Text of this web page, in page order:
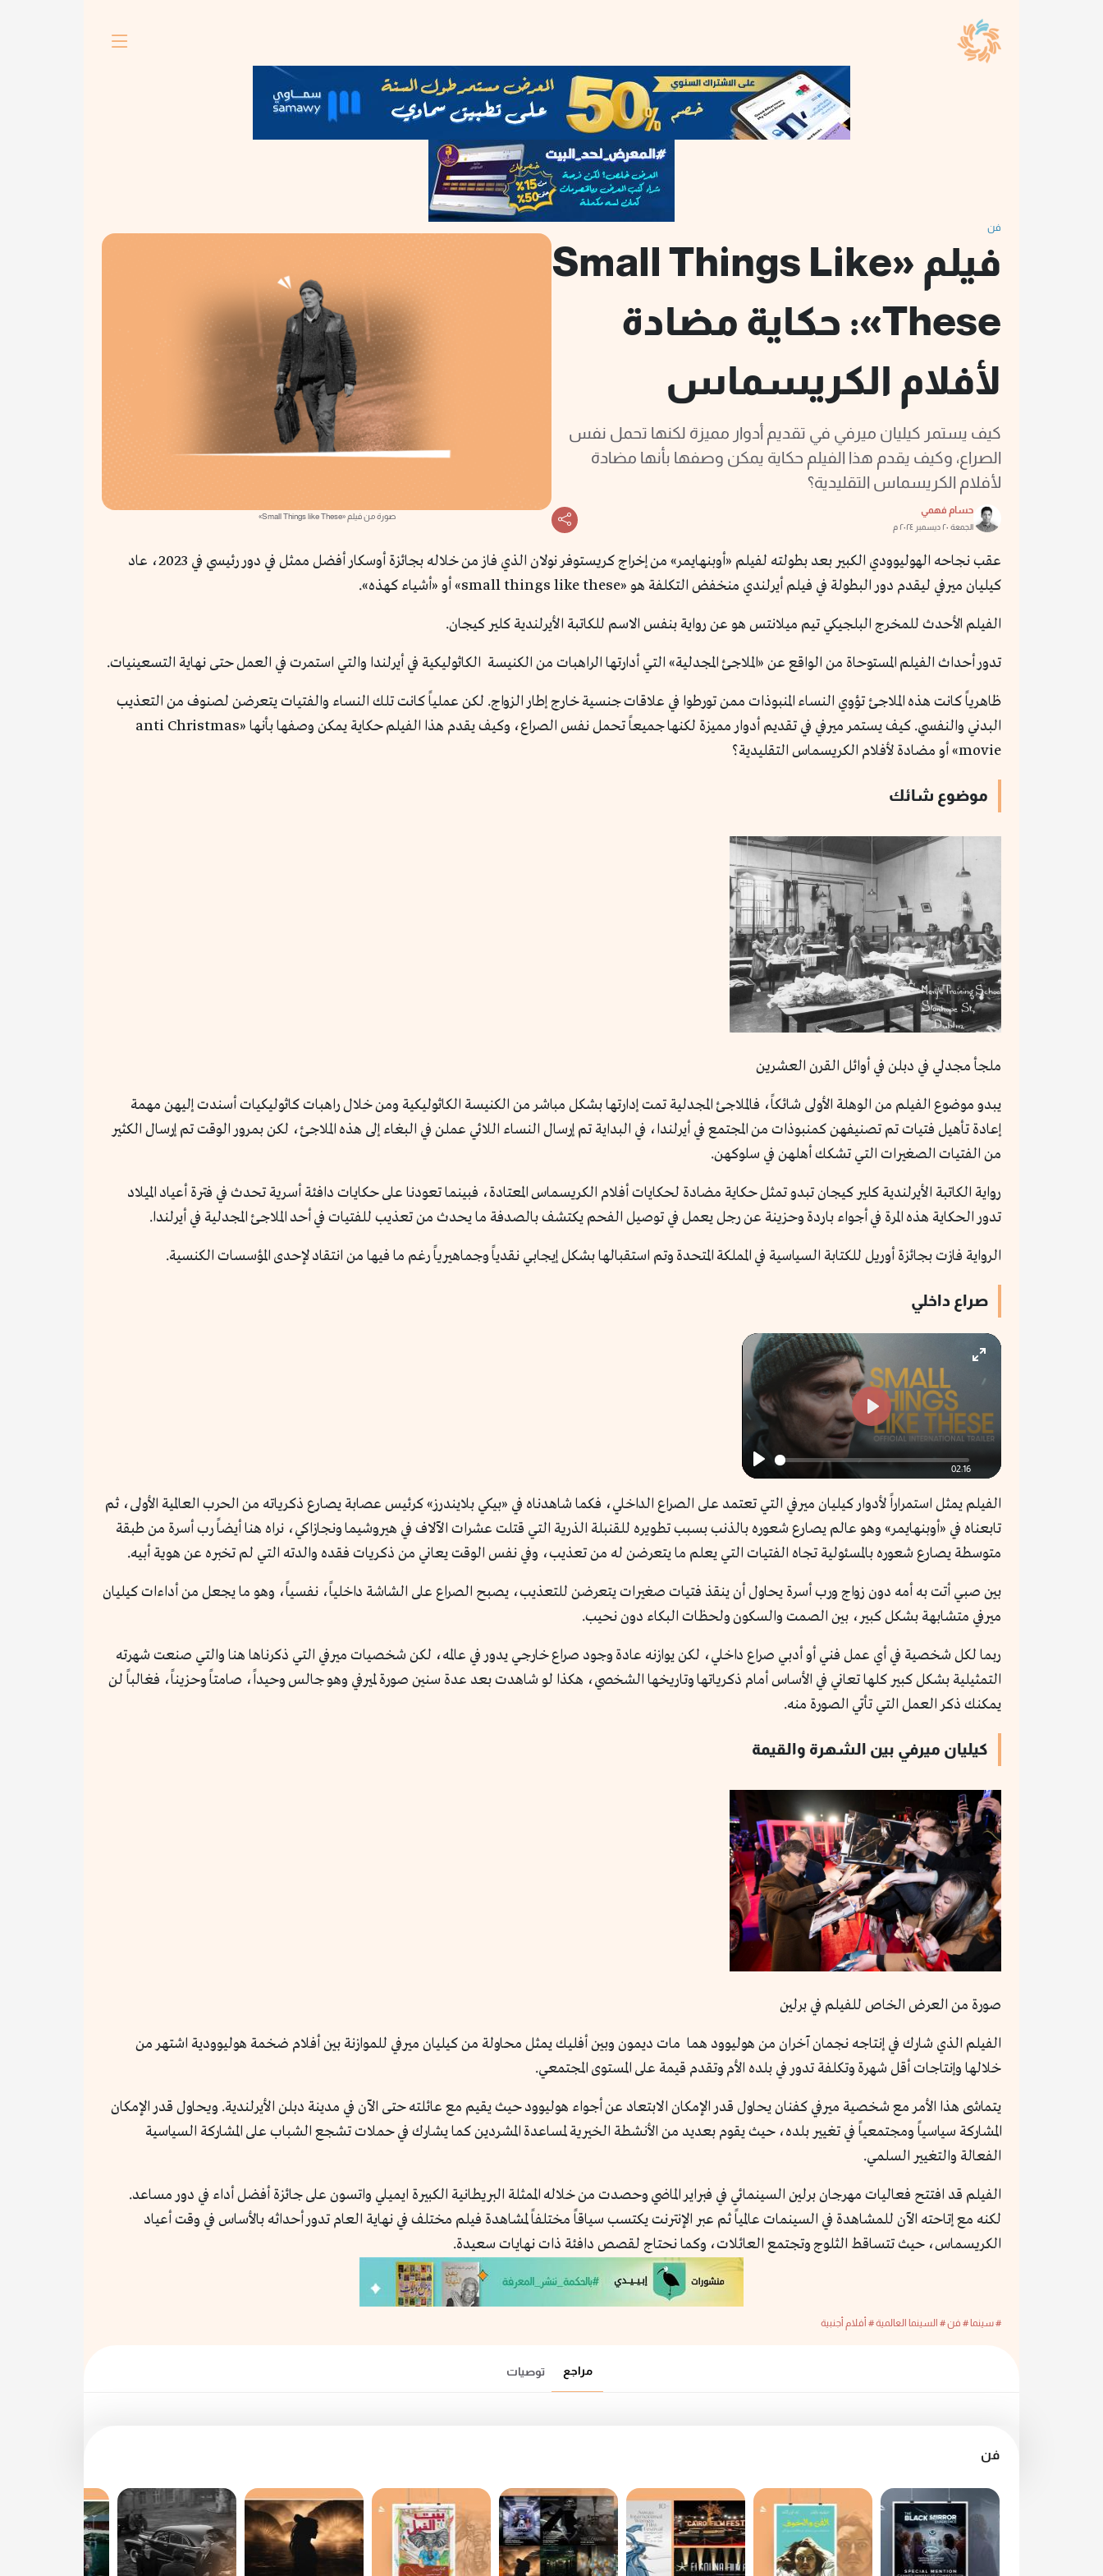
فن
فيلم «Small Things Like
These»: حكاية مضادة
لأفلام الكريسماس
كيف يستمر كيليان ميرفي في تقديم أدوار مميزة لكنها تحمل نفس
الصراع، وكيف يقدم هذا الفيلم حكاية يمكن وصفها بأنها مضادة
لأفلام الكريسماس التقليدية؟
حسام فهمي
الجمعة ٢٠ ديسمبر ٢٠٢٤ م
صورة من فيلم «Small Things like These»
عقب نجاحه الهوليوودي الكبير بعد بطولته لفيلم «أوبنهايمر» من إخراج كريستوفر نولان الذي فاز من خلاله بجائزة أوسكار أفضل ممثل في دور رئيسي في 2023، عاد
كيليان ميرفي ليقدم دور البطولة في فيلم أيرلندي منخفض التكلفة هو «small things like these» أو «أشياء كهذه».
الفيلم الأحدث للمخرج البلجيكي تيم ميلانتس هو عن رواية بنفس الاسم للكاتبة الأيرلندية كلير كيجان.
تدور أحداث الفيلم المستوحاة من الواقع عن «الملاجئ المجدلية» التي أدارتها الراهبات من الكنيسة الكاثوليكية في أيرلندا والتي استمرت في العمل حتى نهاية التسعينيات.
ظاهرياً كانت هذه الملاجئ تؤوي النساء المنبوذات ممن تورطوا في علاقات جنسية خارج إطار الزواج. لكن عملياً كانت تلك النساء والفتيات يتعرضن لصنوف من التعذيب
البدني والنفسي. كيف يستمر ميرفي في تقديم أدوار مميزة لكنها جميعاً تحمل نفس الصراع، وكيف يقدم هذا الفيلم حكاية يمكن وصفها بأنها «anti Christmas
movie» أو مضادة لأفلام الكريسماس التقليدية؟
موضوع شائك
ملجأ مجدلي في دبلن في أوائل القرن العشرين
يبدو موضوع الفيلم من الوهلة الأولى شائكاً، فالملاجئ المجدلية تمت إدارتها بشكل مباشر من الكنيسة الكاثوليكية ومن خلال راهبات كاثوليكيات أسندت إليهن مهمة
إعادة تأهيل فتيات تم تصنيفهن كمنبوذات من المجتمع في أيرلندا، في البداية تم إرسال النساء اللائي عملن في البغاء إلى هذه الملاجئ، لكن بمرور الوقت تم إرسال الكثير
من الفتيات الصغيرات التي تشكك أهلهن في سلوكهن.
رواية الكاتبة الأيرلندية كلير كيجان تبدو تمثل حكاية مضادة لحكايات أفلام الكريسماس المعتادة، فبينما تعودنا على حكايات دافئة أسرية تحدث في فترة أعياد الميلاد
تدور الحكاية هذه المرة في أجواء باردة وحزينة عن رجل يعمل في توصيل الفحم يكتشف بالصدفة ما يحدث من تعذيب للفتيات في أحد الملاجئ المجدلية في أيرلندا.
الرواية فازت بجائزة أوريل للكتابة السياسية في المملكة المتحدة وتم استقبالها بشكل إيجابي نقدياً وجماهيرياً رغم ما فيها من انتقاد لإحدى المؤسسات الكنسية.
صراع داخلي
Play
02:16
Play
الفيلم يمثل استمراراً لأدوار كيليان ميرفي التي تعتمد على الصراع الداخلي، فكما شاهدناه في «بيكي بلايندرز» كرئيس عصابة يصارع ذكرياته من الحرب العالمية الأولى، ثم
تابعناه في «أوبنهايمر» وهو عالم يصارع شعوره بالذنب بسبب تطويره للقنبلة الذرية التي قتلت عشرات الآلاف في هيروشيما ونجازاكي، نراه هنا أيضاً رب أسرة من طبقة
متوسطة يصارع شعوره بالمسئولية تجاه الفتيات التي يعلم ما يتعرضن له من تعذيب، وفي نفس الوقت يعاني من ذكريات فقده والدته التي لم تخبره عن هوية أبيه.
بين صبي أتت به أمه دون زواج ورب أسرة يحاول أن ينقذ فتيات صغيرات يتعرضن للتعذيب، يصبح الصراع على الشاشة داخلياً، نفسياً، وهو ما يجعل من أداءات كيليان
ميرفي متشابهة بشكل كبير، بين الصمت والسكون ولحظات البكاء دون نحيب.
ربما لكل شخصية في أي عمل فني أو أدبي صراع داخلي، لكن يوازنه عادة وجود صراع خارجي يدور في عالمه، لكن شخصيات ميرفي التي ذكرناها هنا والتي صنعت شهرته
التمثيلية بشكل كبير كلها تعاني في الأساس أمام ذكرياتها وتاريخها الشخصي، هكذا لو شاهدت بعد عدة سنين صورة لميرفي وهو جالس وحيداً، صامتاً وحزيناً، فغالباً لن
يمكنك ذكر العمل التي تأتي الصورة منه.
كيليان ميرفي بين الشهرة والقيمة
صورة من العرض الخاص للفيلم في برلين
الفيلم الذي شارك في إنتاجه نجمان آخران من هوليوود هما مات ديمون وبين أفليك يمثل محاولة من كيليان ميرفي للموازنة بين أفلام ضخمة هوليوودية اشتهر من
خلالها وإنتاجات أقل شهرة وتكلفة تدور في بلده الأم وتقدم قيمة على المستوى المجتمعي.
يتماشى هذا الأمر مع شخصية ميرفي كفنان يحاول قدر الإمكان الابتعاد عن أجواء هوليوود حيث يقيم مع عائلته حتى الآن في مدينة دبلن الأيرلندية. ويحاول قدر الإمكان
المشاركة سياسياً ومجتمعياً في تغيير بلده، حيث يقوم بعديد من الأنشطة الخيرية لمساعدة المشردين كما يشارك في حملات تشجع الشباب على المشاركة السياسية
الفعالة والتغيير السلمي.
الفيلم قد افتتح فعاليات مهرجان برلين السينمائي في فبراير الماضي وحصدت من خلاله الممثلة البريطانية الكبيرة ايميلي واتسون على جائزة أفضل أداء في دور مساعد.
لكنه مع إتاحته الآن للمشاهدة في السينمات عالمياً ثم عبر الإنترنت يكتسب سياقاً مختلفاً لمشاهدة فيلم مختلف في نهاية العام تدور أحداثه بالأساس في وقت أعياد
الكريسماس، حيث تتساقط الثلوج وتجتمع العائلات، وكما نحتاج لقصص دافئة ذات نهايات سعيدة.
# سينما # فن# السينما العالمية# أفلام أجنبية
مراجع توصيات
فن